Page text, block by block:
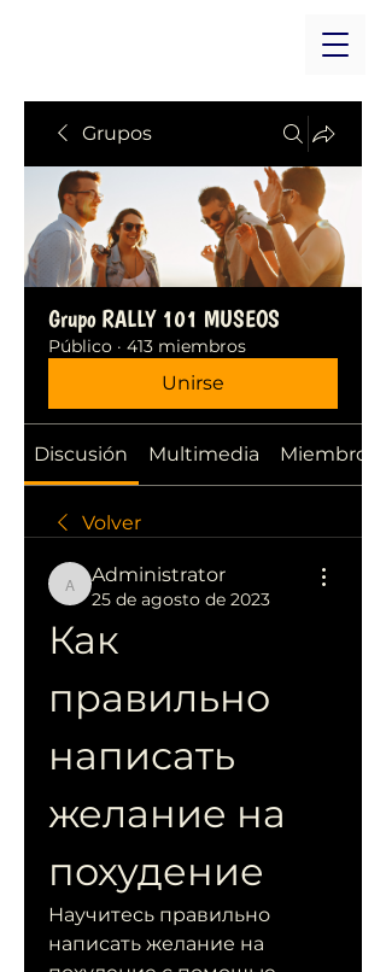
Grupos
Grupo RALLY 101 MUSEOS
Público · 413 miembros
Unirse
Discusión Multimedia Miembros
Volver
Administrator
Administrator
25 de agosto de 2023
Как
правильно
написать
желание на
похудение
Научитесь правильно
написать желание на